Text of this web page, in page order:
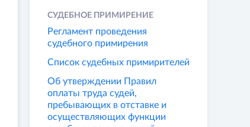
СУДЕБНОЕ ПРИМИРЕНИЕ
Регламент проведения
судебного примирения
Список судебных примирителей
Об утверждении Правил
оплаты труда судей,
пребывающих в отставке и
осуществляющих функции